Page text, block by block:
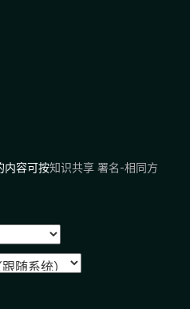
内容可按知识共享 署名-相同方